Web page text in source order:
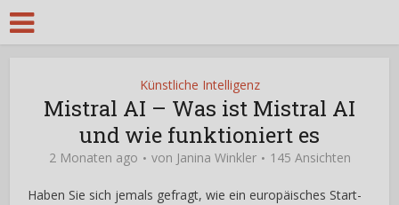
Künstliche Intelligenz
Mistral AI – Was ist Mistral AI
und wie funktioniert es
2 Monaten ago von Janina Winkler 145 Ansichten
Haben Sie sich jemals gefragt, wie ein europäisches Start-